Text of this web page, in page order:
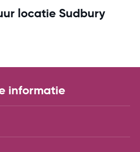
locatie Sudbury
informatie